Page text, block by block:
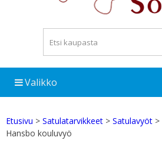
Valikko
Etusivu > Satulatarvikkeet > Satulavyöt >
Hansbo kouluvyö